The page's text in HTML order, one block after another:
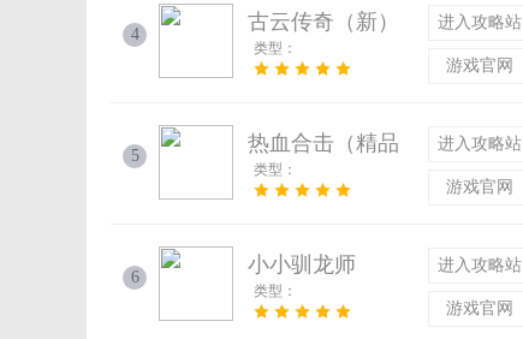
古云传奇（新）
类型：
进入攻略站
游戏官网
4
热血合击（精品
复古）
类型：
进入攻略站
游戏官网
5
小小驯龙师
类型：
进入攻略站
游戏官网
6